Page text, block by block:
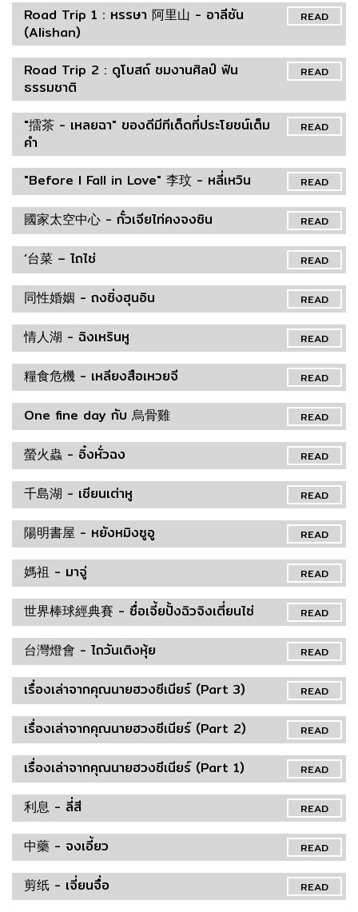
READ
Road Trip 1 : หรรษา 阿里山 - อาลีซัน
(Alishan)
READ
Road Trip 2 : ดูโบสถ์ ชมงานศิลป์ ฟิน
ธรรมชาติ
READ
"擂茶 - เหลยฉา" ของดีมีทีเด็ดที่ประโยชน์เต็ม
คำ
READ
"Before I Fall in Love" 李玟 - หลี่เหวิน
READ
國家太空中心 - กั๋วเจียไท่คงจงซิน
READ
‘台菜 – ไถไช่
READ
同性婚姻 - ถงซิ่งฮุนอิน
READ
情人湖 - ฉิงเหรินหู
READ
糧食危機 - เหลียงสือเหวยจี
READ
One fine day กับ 烏骨雞
READ
螢火蟲 - อิ๋งหั่วฉง
READ
千島湖 - เชียนเต่าหู
READ
陽明書屋 - หยังหมิงซูอู
READ
媽祖 - มาจู่
READ
世界棒球經典賽 - ซื่อเจี้ยปั้งฉิวจิงเตี่ยนไซ่
READ
台灣燈會 - ไถวันเติงหุ้ย
READ
เรื่องเล่าจากคุณนายฮวงซีเนียร์ (Part 3)
READ
เรื่องเล่าจากคุณนายฮวงซีเนียร์ (Part 2)
READ
เรื่องเล่าจากคุณนายฮวงซีเนียร์ (Part 1)
READ
利息 - ลี่สี
READ
中藥 - จงเอี้ยว
READ
剪纸 - เจี่ยนจื่อ